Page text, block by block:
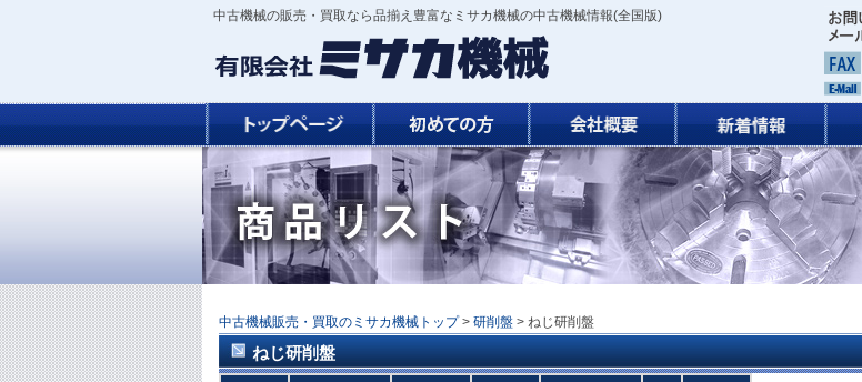
中古機械の販売・買取なら品揃え豊富なミサカ機械の中古機械情報(全国版)
中古機械販売・買取のミサカ機械トップ > 研削盤 > ねじ研削盤
ねじ研削盤